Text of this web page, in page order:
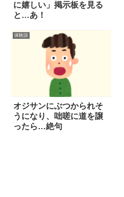
に嬉しい」掲示板を見る
と…あ！
体験談
オジサンにぶつかられそ
うになり、咄嗟に道を譲
ったら…絶句